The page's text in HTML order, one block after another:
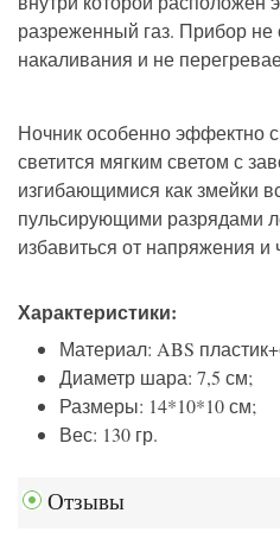
разреженный газ. Прибор не
накаливания и не
Ночник особенно эффектно
светится мягким светом с
изгибающимися как змейки
пульсирующими разрядами
избавиться от напряжения и
Характеристики:
Материал: ABS
Диаметр шара: 7,5 см;
Размеры: 14*10*10 см;
Вес: 130 гр.
Отзывы